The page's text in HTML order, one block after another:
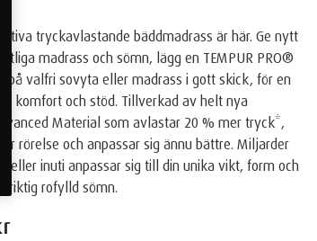
tryckavlastande bäddmadrass är här. Ge nytt
madrass och sömn, lägg en TEMPUR PRO®
på valfri sovyta eller madrass i gott skick, för en
komfort och stöd. Tillverkad av helt nya
Material som avlastar 20 % mer tryck*,
rörelse och anpassar sig ännu bättre. Miljarder
inuti anpassar sig till din unika vikt, form och
riktig rofylld sömn.